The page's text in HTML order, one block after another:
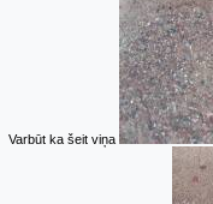
Varbūt ka šeit viņa